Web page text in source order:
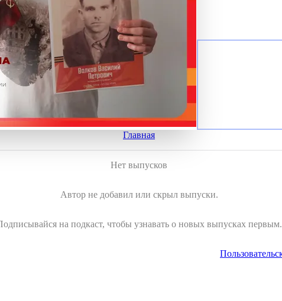
Главная
Нет выпусков
Автор не добавил или скрыл выпуски.
на подкаст, чтобы узнавать о новых выпусках первым.